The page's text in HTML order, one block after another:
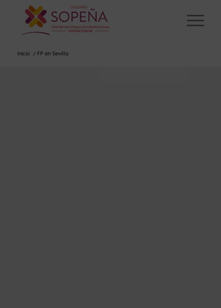
Inicio / FP en Sevilla